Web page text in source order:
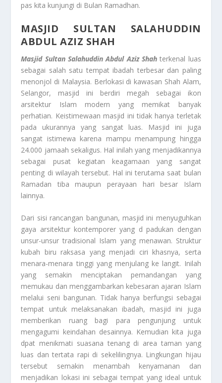
pas kita kunjungi di Bulan Ramadhan.
MASJID SULTAN SALAHUDDIN
ABDUL AZIZ SHAH
Masjid Sultan Salahuddin Abdul Aziz Shahterkenal luas
sebagai salah satu tempat ibadah terbesar dan paling
menonjol di Malaysia. Berlokasi di kawasan Shah Alam,
Selangor, masjid ini berdiri megah sebagai ikon
arsitektur Islam modern yang memikat banyak
perhatian. Keistimewaan masjid ini tidak hanya terletak
pada ukurannya yang sangat luas. Masjid ini juga
sangat istimewa karena mampu menampung hingga
24.000 jamaah sekaligus. Hal inilah yang menjadikannya
sebagai pusat kegiatan keagamaan yang sangat
penting di wilayah tersebut. Hal ini terutama saat bulan
Ramadan tiba maupun perayaan hari besar Islam
lainnya.
Dari sisi rancangan bangunan, masjid ini menyuguhkan
gaya arsitektur kontemporer yang d padukan dengan
unsur-unsur tradisional Islam yang menawan. Struktur
kubah biru raksasa yang menjadi ciri khasnya, serta
menara-menara tinggi yang menjulang ke langit. Inilah
yang semakin menciptakan pemandangan yang
memukau dan menggambarkan kebesaran ajaran Islam
melalui seni bangunan. Tidak hanya berfungsi sebagai
tempat untuk melaksanakan ibadah, masjid ini juga
memberikan ruang bagi para pengunjung untuk
mengagumi keindahan desainnya. Kemudian kita juga
dpat menikmati suasana tenang di area taman yang
luas dan tertata rapi di sekelilingnya. Lingkungan hijau
tersebut semakin menambah kenyamanan dan
menjadikan lokasi ini sebagai tempat yang ideal untuk